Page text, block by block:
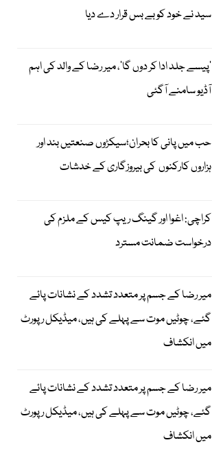
سید نے خود کو بے بس قرار دے دیا
’پیسے جلد ادا کر دوں گا‘، میر رضا کے والد کی اہم
آڈیو سامنے آگئی
حب میں پانی کا بحران؛سیکڑوں صنعتیں بند اور
ہزاروں کارکنوں کی بیروزگاری کے خدشات
کراچی: اغوا اور گینگ ریپ کیس کے ملزم کی
درخواست ضمانت مسترد
میر رضا کے جسم پر متعدد تشدد کے نشانات پائے
گئے، چوٹیں موت سے پہلے کی ہیں، میڈیکل رپورٹ
میں انکشاف
میر رضا کے جسم پر متعدد تشدد کے نشانات پائے
گئے، چوٹیں موت سے پہلے کی ہیں، میڈیکل رپورٹ
میں انکشاف